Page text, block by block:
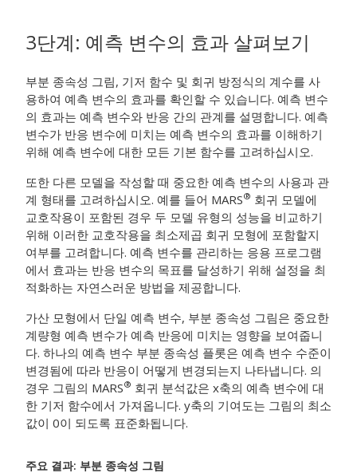
3단계: 예측 변수의 효과 살펴보기
부분 종속성 그림, 기저 함수 및 회귀 방정식의 계수를 사
용하여 예측 변수의 효과를 확인할 수 있습니다. 예측 변수
의 효과는 예측 변수와 반응 간의 관계를 설명합니다. 예측
변수가 반응 변수에 미치는 예측 변수의 효과를 이해하기
위해 예측 변수에 대한 모든 기본 함수를 고려하십시오.
또한 다른 모델을 작성할 때 중요한 예측 변수의 사용과 관
계 형태를 고려하십시오. 예를 들어 MARS® 회귀 모델에
교호작용이 포함된 경우 두 모델 유형의 성능을 비교하기
위해 이러한 교호작용을 최소제곱 회귀 모형에 포함할지
여부를 고려합니다. 예측 변수를 관리하는 응용 프로그램
에서 효과는 반응 변수의 목표를 달성하기 위해 설정을 최
적화하는 자연스러운 방법을 제공합니다.
가산 모형에서 단일 예측 변수, 부분 종속성 그림은 중요한
계량형 예측 변수가 예측 반응에 미치는 영향을 보여줍니
다. 하나의 예측 변수 부분 종속성 플롯은 예측 변수 수준이
변경됨에 따라 반응이 어떻게 변경되는지 나타냅니다. 의
경우 그림의 MARS® 회귀 분석값은 x축의 예측 변수에 대
한 기저 함수에서 가져옵니다. y축의 기여도는 그림의 최소
값이 0이 되도록 표준화됩니다.
주요 결과: 부분 종속성 그림